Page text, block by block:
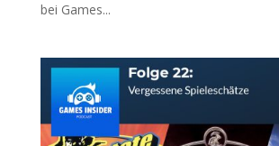
bei Games...